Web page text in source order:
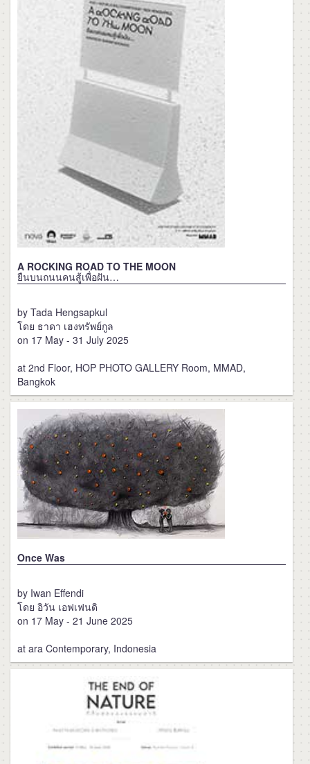
A ROCKING ROAD TO THE MOON
ยืนบนถนนคนสู้เพื่อฝัน…
by Tada Hengsapkul
โดย ธาดา เฮงทรัพย์กูล
on 17 May - 31 July 2025
at 2nd Floor, HOP PHOTO GALLERY Room, MMAD,
Bangkok
Once Was
by Iwan Effendi
โดย อิวัน เอฟเฟนดิ
on 17 May - 21 June 2025
at ara Contemporary, Indonesia